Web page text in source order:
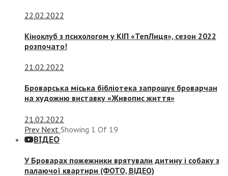
22.02.2022
Кіноклуб з психологом у КІП «ТепЛиця», сезон 2022
розпочато!
21.02.2022
Броварська міська бібліотека запрошує броварчан
на художню виставку «Живопис життя»
21.02.2022
Prev Next Showing 1 Of 19
ВІДЕО
У Броварах пожежники врятували дитину і собаку з
палаючої квартири (ФОТО, ВІДЕО)